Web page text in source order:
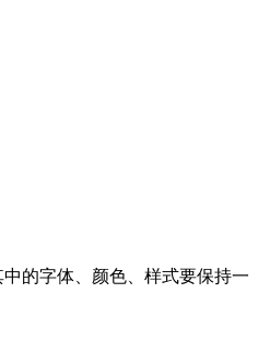
的字体、颜色、样式要保持一